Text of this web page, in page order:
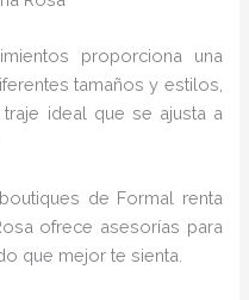
proporciona una
tamaños y estilos,
ideal que se ajusta a
de Formal renta
ofrece asesorías para
que mejor te sienta.